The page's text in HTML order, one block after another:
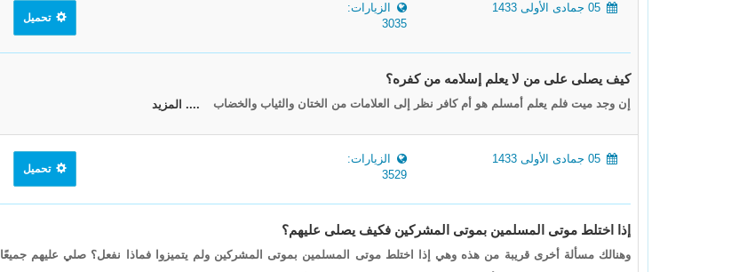
الزيارات:
3035
تحميل
كيف يصلى على من لا يعلم إسلامه من كفره؟
إن وجد ميت فلم يعلم أمسلم هو أم كافر نظر إلى العلامات من الختان والثياب والخضاب .... المزيد
الزيارات:
3529
تحميل
إذا اختلط موتى المسلمين بموتى المشركين فكيف يصلى عليهم؟
وهنالك مسألة أخرى قريبة من هذه وهي إذا اختلط موتى المسلمين بموتى المشركين ولم يتميزوا فماذا نفعل؟ صلي عليهم جميعًا